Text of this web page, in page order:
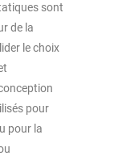
sont
de la
le choix
pour
pour la